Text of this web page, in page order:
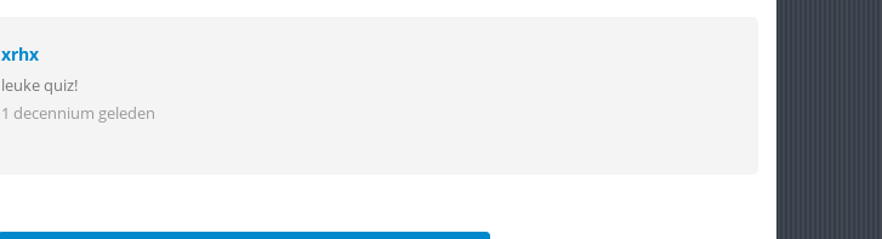
xrhx
leuke quiz!
1 decennium geleden